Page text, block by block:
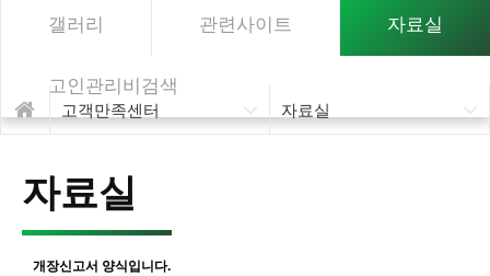
갤러리 관련사이트 자료실
고인관리비검색
고객만족센터 자료실
자료실
개장신고서 양식입니다.